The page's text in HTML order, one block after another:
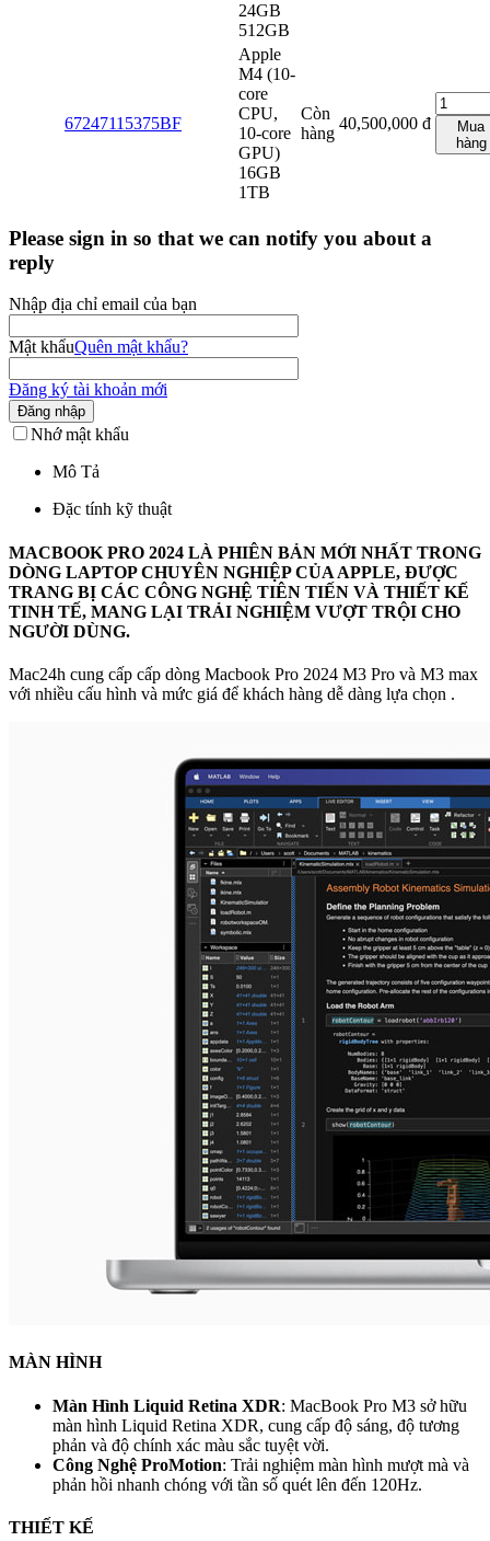
24GB
512GB
67247115375BF
Apple
M4 (10-
core
CPU,
10-core
GPU)
16GB
1TB
Còn
hàng
40,500,000 đ
Mua
hàng
Please sign in so that we can notify you about a
reply
Nhập địa chỉ email của bạn
Mật khẩuQuên mật khẩu?
Đăng ký tài khoản mới
Đăng nhập
Nhớ mật khẩu
Mô Tả
Đặc tính kỹ thuật
MACBOOK PRO 2024 LÀ PHIÊN BẢN MỚI NHẤT TRONG
DÒNG LAPTOP CHUYÊN NGHIỆP CỦA APPLE, ĐƯỢC
TRANG BỊ CÁC CÔNG NGHỆ TIÊN TIẾN VÀ THIẾT KẾ
TINH TẾ, MANG LẠI TRẢI NGHIỆM VƯỢT TRỘI CHO
NGƯỜI DÙNG.
Mac24h cung cấp cấp dòng Macbook Pro 2024 M3 Pro và M3 max
với nhiều cấu hình và mức giá để khách hàng dễ dàng lựa chọn .
MÀN HÌNH
Màn Hình Liquid Retina XDR: MacBook Pro M3 sở hữu
màn hình Liquid Retina XDR, cung cấp độ sáng, độ tương
phản và độ chính xác màu sắc tuyệt vời.
Công Nghệ ProMotion: Trải nghiệm màn hình mượt mà và
phản hồi nhanh chóng với tần số quét lên đến 120Hz.
THIẾT KẾ